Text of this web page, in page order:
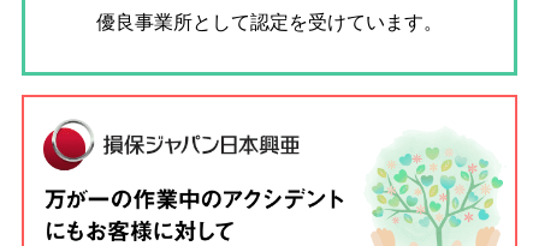
優良事業所として認定を受けています。